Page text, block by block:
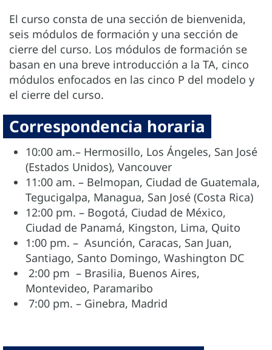
El curso consta de una sección de bienvenida,
seis módulos de formación y una sección de
cierre del curso. Los módulos de formación se
basan en una breve introducción a la TA, cinco
módulos enfocados en las cinco P del modelo y
el cierre del curso.
Correspondencia horaria
10:00 am.– Hermosillo, Los Ángeles, San José
(Estados Unidos), Vancouver
11:00 am. – Belmopan, Ciudad de Guatemala,
Tegucigalpa, Managua, San José (Costa Rica)
12:00 pm. – Bogotá, Ciudad de México,
Ciudad de Panamá, Kingston, Lima, Quito
1:00 pm. – Asunción, Caracas, San Juan,
Santiago, Santo Domingo, Washington DC
2:00 pm – Brasilia, Buenos Aires,
Montevideo, Paramaribo
7:00 pm. – Ginebra, Madrid